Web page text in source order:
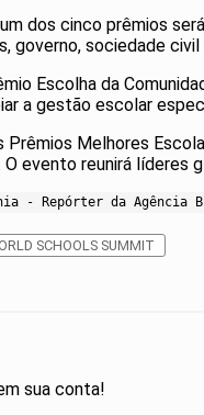
dos cinco prêmios
governo, sociedade
Escolha da
a gestão escolar
Melhores
evento reunirá líderes
- Repórter da Agência
SCHOOLS SUMMIT
sua conta!